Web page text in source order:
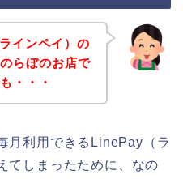
インペイ）の
らぼのお店で
・・・
月利用できるLinePay（ラ
てしまったために、なの